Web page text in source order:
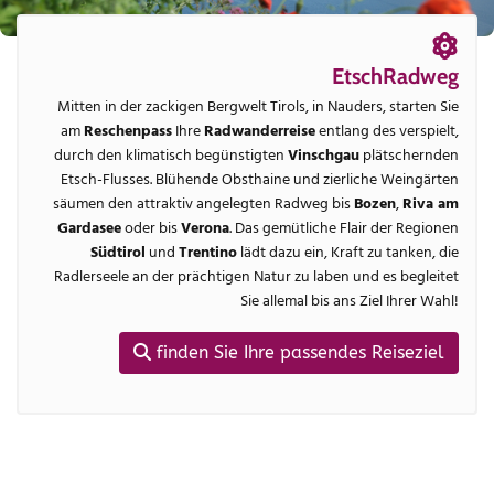
EtschRadweg
Mitten in der zackigen Bergwelt Tirols, in Nauders, starten Sie
amReschenpassIhreRadwanderreiseentlang des verspielt,
durch den klimatisch begünstigtenVinschgauplätschernden
Etsch-Flusses. Blühende Obsthaine und zierliche Weingärten
säumen den attraktiv angelegten Radweg bisBozen,Riva am
Gardaseeoder bisVerona. Das gemütliche Flair der Regionen
Südtirol undTrentinolädt dazu ein, Kraft zu tanken, die
Radlerseele an der prächtigen Natur zu laben und es begleitet
Sie allemal bis ans Ziel Ihrer Wahl!
finden Sie Ihre passendes Reiseziel